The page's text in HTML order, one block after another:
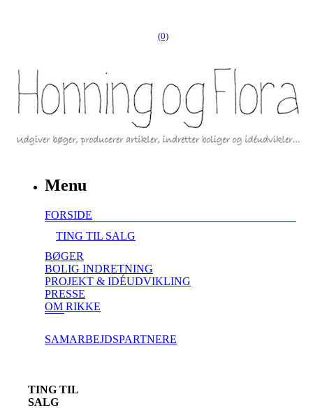
(0)
Menu
FORSIDE
TING TIL SALG
BØGER
BOLIG INDRETNING
PROJEKT & IDÉUDVIKLING
PRESSE
OM RIKKE
SAMARBEJDSPARTNERE
TING TIL
SALG